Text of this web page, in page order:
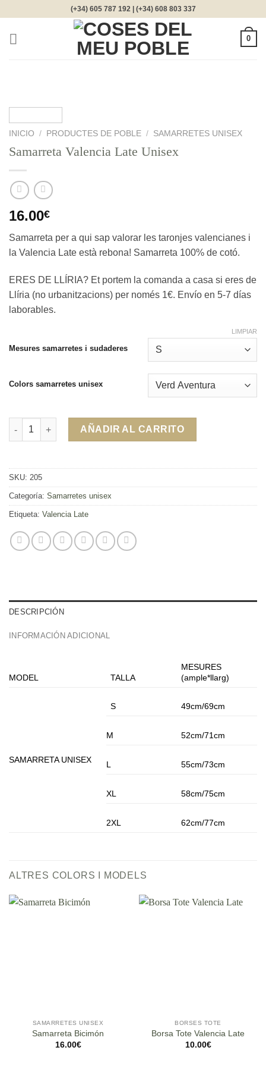
contenido
(+34) 605 787 192 | (+34) 608 803 337
0
INICIO / PRODUCTES DE POBLE / SAMARRETES UNISEX
Samarreta Valencia Late Unisex
16.00€
Samarreta per a qui sap valorar les taronjes valencianes i
la Valencia Late està rebona! Samarreta 100% de cotó.
ERES DE LLÍRIA? Et portem la comanda a casa si eres de
Llíria (no urbanitzacions) per només 1€. Envío en 5-7 días
laborables.
Mesures samarretes i sudaderes
Colors samarretes unisex
LIMPIAR
Samarreta Valencia Late Unisex cantidad
AÑADIR AL CARRITO
SKU: 205
Categoría: Samarretes unisex
Etiqueta: Valencia Late
DESCRIPCIÓN
INFORMACIÓN ADICIONAL
MODEL TALLA
MESURES
(ample*llarg)
SAMARRETA UNISEX
S 49cm/69cm
M 52cm/71cm
L 55cm/73cm
XL 58cm/75cm
2XL 62cm/77cm
ALTRES COLORS I MODELS
SAMARRETES UNISEX
Samarreta Bicimón
16.00€
BORSES TOTE
Borsa Tote Valencia Late
10.00€